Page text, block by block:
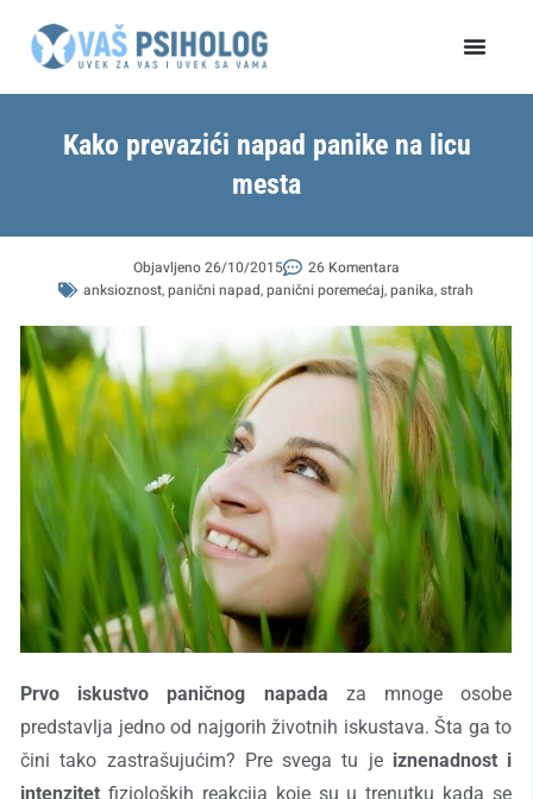
Kako prevazići napad panike na licu
mesta
Objavljeno26/10/2015
26 Komentara
anksioznost,panični napad,panični poremećaj,panika,strah
Prvo iskustvo paničnog napada za mnoge osobe
predstavlja jedno od najgorih životnih iskustava. Šta ga to
čini tako zastrašujućim? Pre svega tu jeiznenadnost i
intenzitet fizioloških reakcija koje su u trenutku kada se